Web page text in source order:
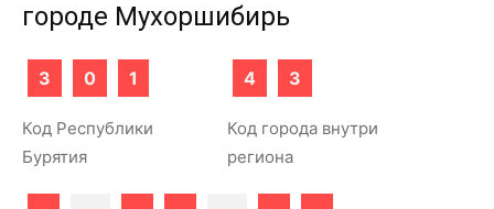
городе Мухоршибирь
3 0 1
Код Республики
Бурятия
4 3
Код города внутри
региона